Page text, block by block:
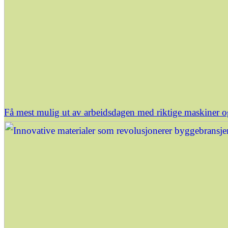
Få mest mulig ut av arbeidsdagen med riktige maskiner